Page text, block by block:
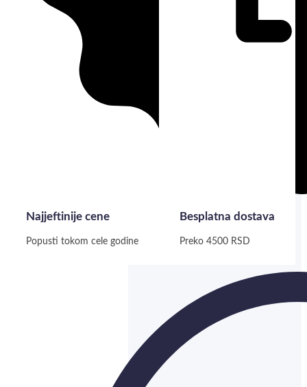
Najjeftinije cene
Popusti tokom cele godine
Besplatna dostava
Preko 4500 RSD